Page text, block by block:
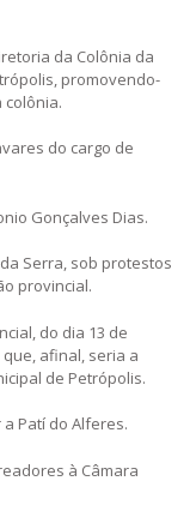
da Colônia da
promovendo-
do cargo de
Gonçalves Dias.
Serra, sob protestos
provincial.
do dia 13 de
afinal, seria a
de Petrópolis.
a Patí do Alferes.
à Câmara